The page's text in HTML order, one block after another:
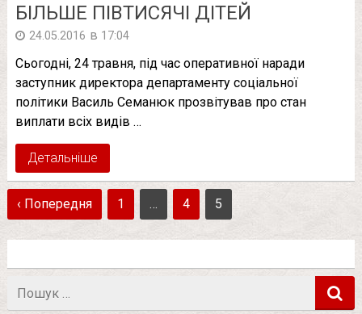
БІЛЬШЕ ПІВТИСЯЧІ ДІТЕЙ
24.05.2016 в 17:04
Сьогодні, 24 травня, під час оперативної наради
заступник директора департаменту соціальної
політики Василь Семанюк прозвітував про стан
виплати всіх видів …
Детальніше
‹ Попередня 1 … 4 5